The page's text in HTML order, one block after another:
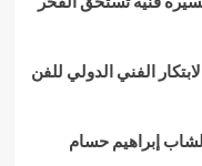
الفني الدولي للفن
إبراهيم حسام